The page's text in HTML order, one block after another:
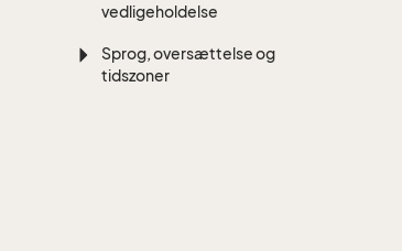
vedligeholdelse
Sprog, oversættelse og
tidszoner